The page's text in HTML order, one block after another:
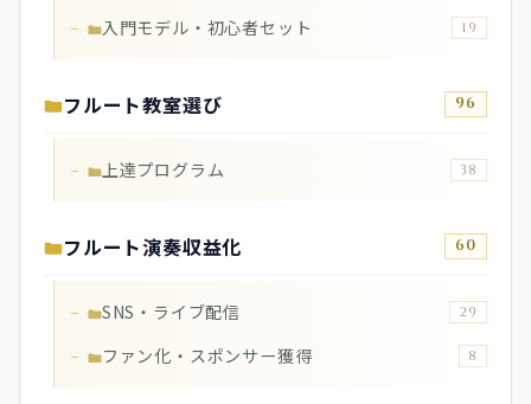
入門モデル・初心者セット 19
フルート教室選び 96
上達プログラム 38
フルート演奏収益化 60
SNS・ライブ配信 29
ファン化・スポンサー獲得 8